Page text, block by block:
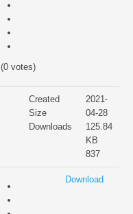
(0 votes)
Created
Size
Downloads
2021-
04-28
125.84
KB
837
Download